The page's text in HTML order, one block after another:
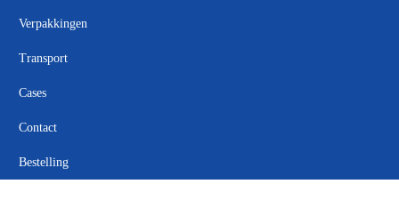
Verpakkingen
Transport
Cases
Contact
Bestelling